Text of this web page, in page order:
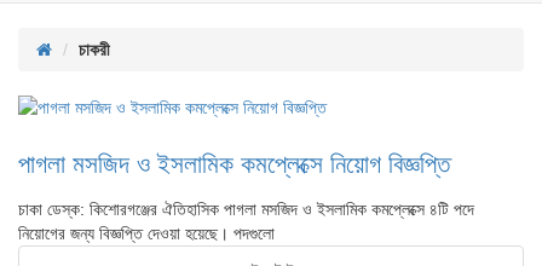
চাকরী
পাগলা মসজিদ ও ইসলামিক কমপ্লেক্সে নিয়োগ বিজ্ঞপ্তি
চাকা ডেস্ক: কিশোরগঞ্জের ঐতিহাসিক পাগলা মসজিদ ও ইসলামিক কমপ্লেক্সে ৪টি পদে
নিয়োগের জন্য বিজ্ঞপ্তি দেওয়া হয়েছে। পদগুলো